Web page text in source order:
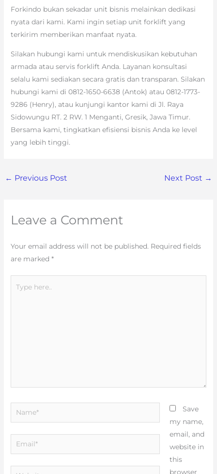
Forkindo bukan sekadar unit bisnis melainkan dedikasi
nyata dari kami. Kami ingin setiap unit forklift yang
terkirim memberikan manfaat nyata.
Silakan hubungi kami untuk mendiskusikan kebutuhan
armada atau servis forklift Anda. Layanan konsultasi
selalu kami sediakan secara gratis dan transparan. Silakan
hubungi kami di 0812-1650-6638 (Antok) atau 0812-1773-
9286 (Henry), atau kunjungi kantor kami di Jl. Raya
Sidowungu RT. 2 RW. 1 Menganti, Gresik, Jawa Timur.
Bersama kami, tingkatkan efisiensi bisnis Anda ke level
yang lebih tinggi.
← Previous Post Next Post →
Leave a Comment
Your email address will not be published. Required fields
are marked *
here..
Name*
Email*
Website
Save
my name,
email, and
website in
this
browser